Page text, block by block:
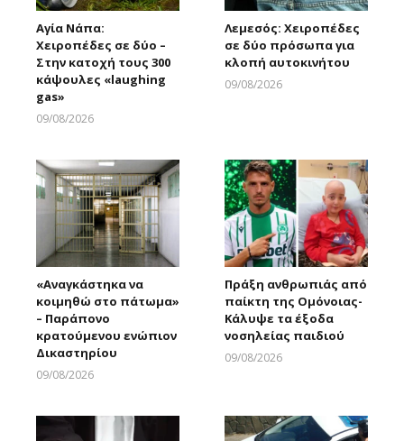
Αγία Νάπα:
Χειροπέδες σε δύο –
Στην κατοχή τους 300
κάψουλες «laughing
gas»
09/08/2026
Λεμεσός: Χειροπέδες
σε δύο πρόσωπα για
κλοπή αυτοκινήτου
09/08/2026
«Αναγκάστηκα να
κοιμηθώ στο πάτωμα»
– Παράπονο
κρατούμενου ενώπιον
Δικαστηρίου
09/08/2026
Πράξη ανθρωπιάς από
παίκτη της Ομόνοιας-
Κάλυψε τα έξοδα
νοσηλείας παιδιού
09/08/2026